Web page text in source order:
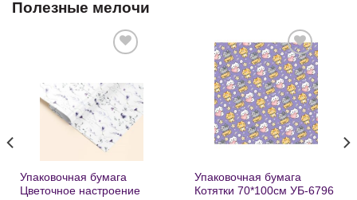
Полезные мелочи
желаний
Упаковочная бумага
Цветочное настроение
Добавить
в список
желаний
Упаковочная бумага
Котятки 70*100см УБ-6796